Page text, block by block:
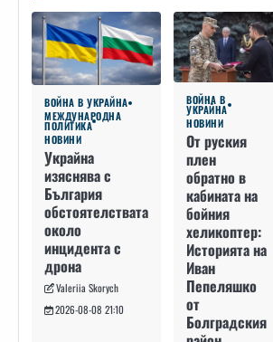
ВОЙНА В УКРАЙНА
МЕЖДУНАРОДНА
ПОЛИТИКА
НОВИНИ
Украйна
изяснява с
България
обстоятелствата
около
инцидента с
дрона
Valeriia Skorych
2026-08-08 21:10
ВОЙНА В
УКРАЙНА
НОВИНИ
От руския
плен
обратно в
кабината на
бойния
хеликоптер:
Историята на
Иван
Пепеляшко
от
Болградския